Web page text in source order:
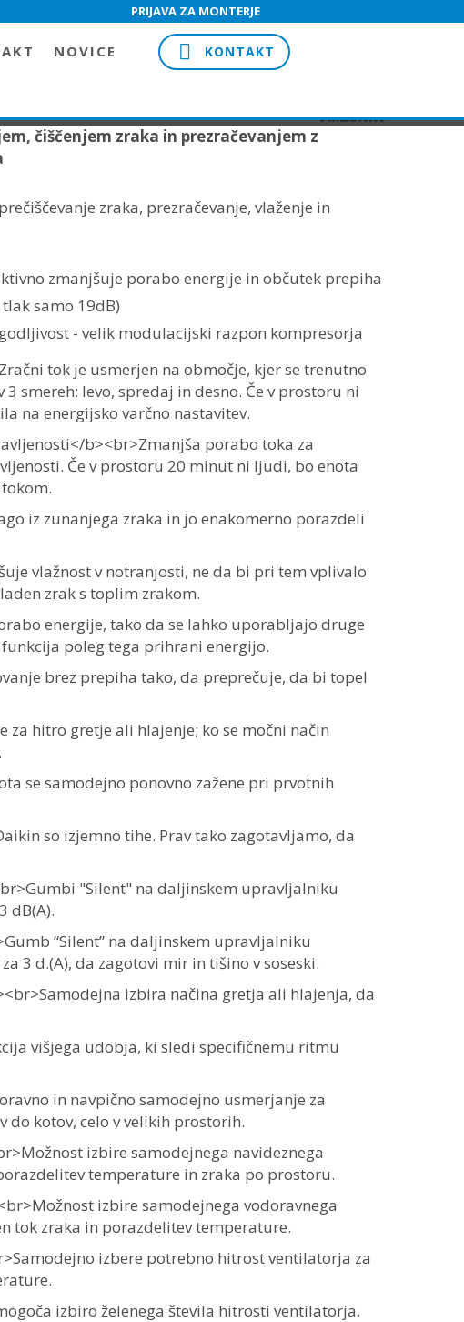
PRIJAVA ZA MONTERJE
NOVICE KONTAKT
čiščenjem zraka in prezračevanjem z
zraka, prezračevanje, vlaženje in
zmanjšuje porabo energije in občutek prepiha
samo 19dB)
- velik modulacijski razpon kompresorja